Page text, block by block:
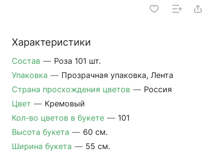
Характеристики
Состав — Роза 101 шт.
Упаковка — Прозрачная упаковка, Лента
Страна просхождения цветов — Россия
Цвет — Кремовый
Кол-во цветов в букете — 101
Высота букета — 60 см.
Ширина букета — 55 см.